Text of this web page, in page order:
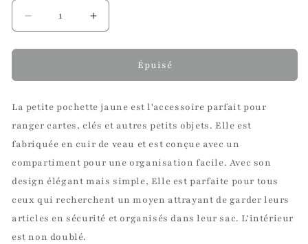
Réduire
la
quantité
La
pochette
jaune
Augmenter
la
quantité
La
pochette
jaune
Épuisé
La petite pochette jaune est l'accessoire parfait pour
ranger cartes, clés et autres petits objets. Elle est
fabriquée en cuir de veau et est conçue avec un
compartiment pour une organisation facile. Avec son
design élégant mais simple, Elle est parfaite pour tous
ceux qui recherchent un moyen attrayant de garder leurs
articles en sécurité et organisés dans leur sac. L’intérieur
est non doublé.